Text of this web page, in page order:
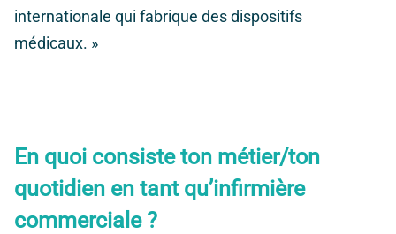
internationale qui fabrique des dispositifs
médicaux. »
En quoi consiste ton métier/ton
quotidien en tant qu’infirmière
commerciale ?